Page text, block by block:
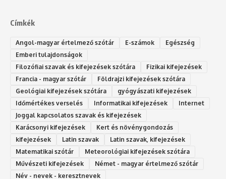
Címkék
Angol-magyar értelmező szótár E-számok
Egészség
Emberi tulajdonságok
Filozófiai szavak és kifejezések szótára
Fizikai kifejezések
Francia - magyar szótár
Földrajzi kifejezések szótára
Geológiai kifejezések szótára
gyógyászati kifejezések
Időmértékes verselés
Informatikai kifejezések
Internet
Joggal kapcsolatos szavak és kifejezések
Karácsonyi kifejezések
Kert és növénygondozás
kifejezések
Latin szavak
Latin szavak, kifejezések
Matematikai szótár
Meteorológiai kifejezések szótára
Művészeti kifejezések
Német - magyar értelmező szótár
Név - nevek - keresztnevek